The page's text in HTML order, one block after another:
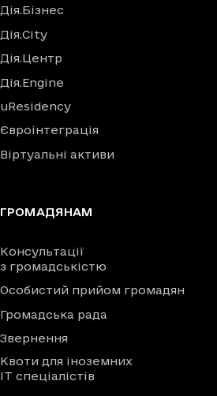
Дія.Бізнес
Дія.City
Дія.Центр
Дія.Engine
uResidency
Євроінтеграція
Віртуальні активи
ГРОМАДЯНАМ
Консультації
з громадськістю
Особистий прийом громадян
Громадська рада
Звернення
Квоти для іноземних
IT спеціалістів